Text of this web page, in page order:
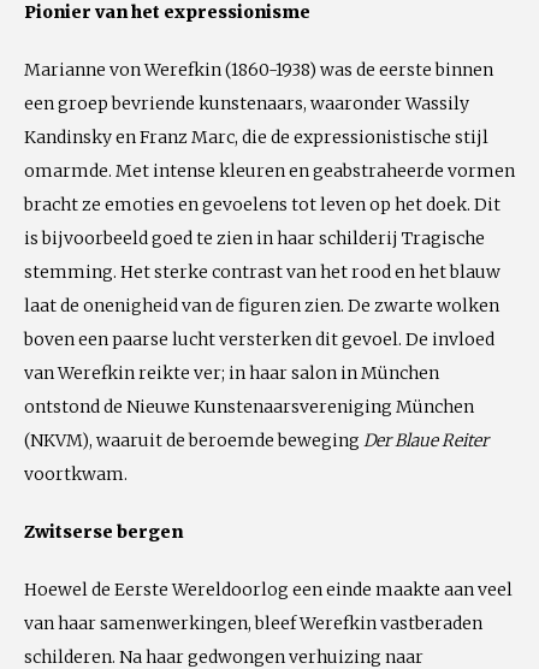
Pionier van het expressionisme
Marianne von Werefkin (1860-1938) was de eerste binnen
een groep bevriende kunstenaars, waaronder Wassily
Kandinsky en Franz Marc, die de expressionistische stijl
omarmde. Met intense kleuren en geabstraheerde vormen
bracht ze emoties en gevoelens tot leven op het doek. Dit
is bijvoorbeeld goed te zien in haar schilderij Tragische
stemming. Het sterke contrast van het rood en het blauw
laat de onenigheid van de figuren zien. De zwarte wolken
boven een paarse lucht versterken dit gevoel. De invloed
van Werefkin reikte ver; in haar salon in München
ontstond de Nieuwe Kunstenaarsvereniging München
(NKVM), waaruit de beroemde beweging Der Blaue Reiter
voortkwam.
Zwitserse bergen
Hoewel de Eerste Wereldoorlog een einde maakte aan veel
van haar samenwerkingen, bleef Werefkin vastberaden
schilderen. Na haar gedwongen verhuizing naar